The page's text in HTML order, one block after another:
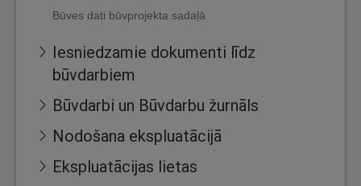
Būves dati būvprojekta sadaļā
Iesniedzamie dokumenti līdz
būvdarbiem
Būvdarbi un Būvdarbu žurnāls
Nodošana ekspluatācijā
Ekspluatācijas lietas